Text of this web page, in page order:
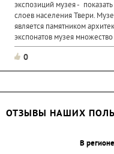
экспозиций музея -
слоев населения Твери.
является памятником
экспонатов музея
0
ОТЗЫВЫ НАШИХ
В